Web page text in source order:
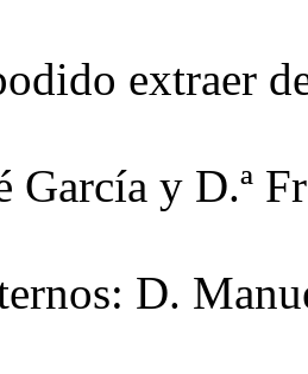
extraer
García y D.ª
D.